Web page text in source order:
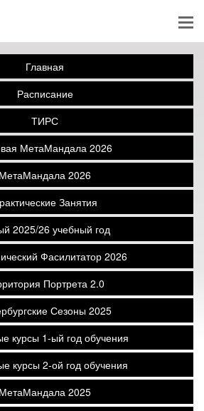
Главная
Расписание
ТИРС
МетаМандала 2026
МетаМандала 2026
Занятия
2025/26 учебный год
Фасилитатор 2026
Портрета 2.0
Сезоны 2025
курсы 1-ый год обучения
курсы 2-ой год обучения
МетаМандала 2025